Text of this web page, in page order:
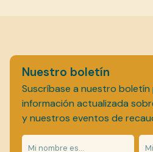
Nuestro boletín
Suscríbase a nuestro
información actualizada
y nuestros eventos de